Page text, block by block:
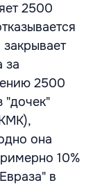
2500
за
2500
"дочек"
она
10%
в